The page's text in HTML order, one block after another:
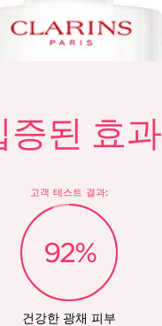
증된 효과
고객 테스트 결과:
92%
건강한 광채 피부